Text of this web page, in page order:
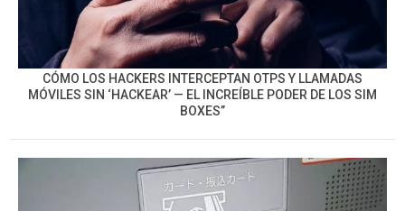
CÓMO LOS HACKERS INTERCEPTAN OTPS Y LLAMADAS
MÓVILES SIN ‘HACKEAR’ — EL INCREÍBLE PODER DE LOS SIM
BOXES”